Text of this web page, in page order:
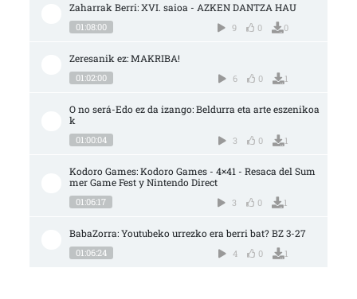
Zaharrak Berri: XVI. saioa - AZKEN DANTZA HAU
01:08:00 9 0 0
Zeresanik ez: MAKRIBA!
01:02:00 6 0 1
O no será-Edo ez da izango: Beldurra eta arte eszenikoa
k
01:00:04 3 0 1
Kodoro Games: Kodoro Games - 4×41 - Resaca del Sum
mer Game Fest y Nintendo Direct
01:06:17 3 0 1
BabaZorra: Youtubeko urrezko era berri bat? BZ 3-27
01:06:24 4 0 1